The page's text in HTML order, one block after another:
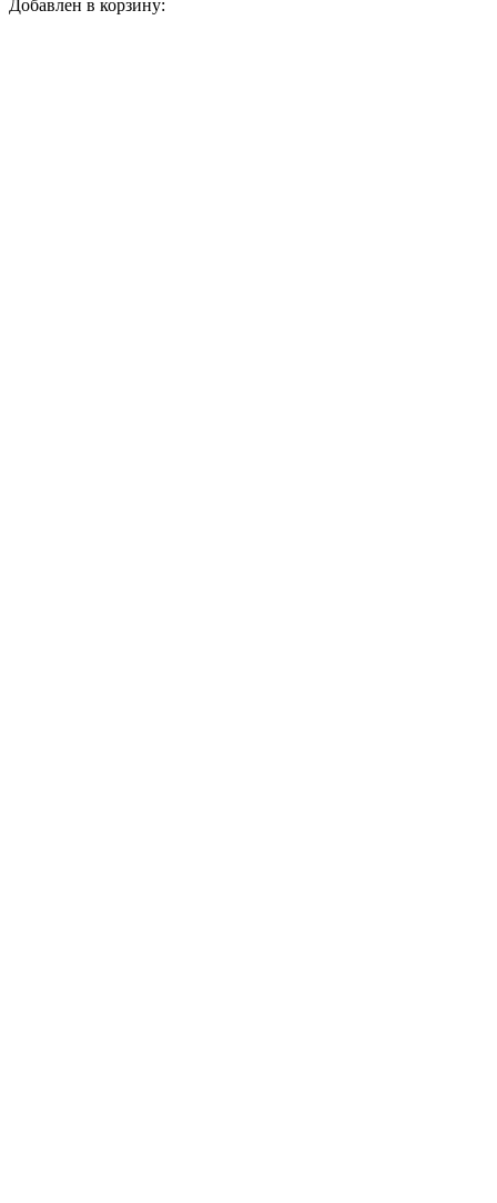
Добавлен в корзину: